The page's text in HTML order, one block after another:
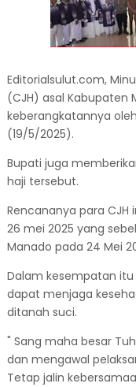
Editorialsulut.com,
(CJH) asal Kabupaten
keberangkatannya
(19/5/2025).
Bupati juga
haji tersebut.
Rencananya para
26 mei 2025 yang
Manado pada 24 Mei
Dalam kesempatan
dapat menjaga
ditanah suci.
" Sang maha besar
dan mengawal
Tetap jalin